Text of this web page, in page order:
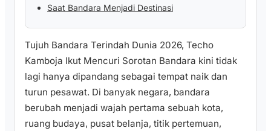
Saat Bandara Menjadi Destinasi
Tujuh Bandara Terindah Dunia 2026, Techo
Kamboja Ikut Mencuri Sorotan Bandara kini tidak
lagi hanya dipandang sebagai tempat naik dan
turun pesawat. Di banyak negara, bandara
berubah menjadi wajah pertama sebuah kota,
ruang budaya, pusat belanja, titik pertemuan,